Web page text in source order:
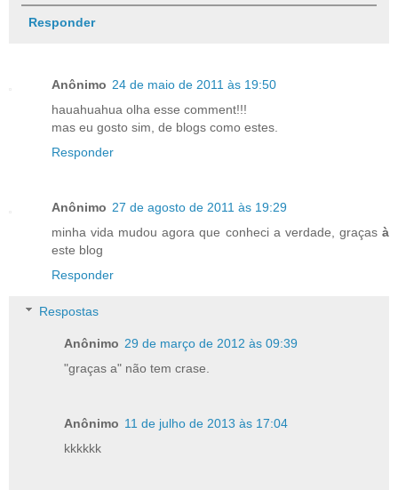
Responder
Anônimo 24 de maio de 2011 às 19:50
hauahuahua olha esse comment!!!
mas eu gosto sim, de blogs como estes.
Responder
Anônimo 27 de agosto de 2011 às 19:29
minha vida mudou agora que conheci a verdade, graças à
este blog
Responder
Respostas
Anônimo 29 de março de 2012 às 09:39
"graças a" não tem crase.
Anônimo 11 de julho de 2013 às 17:04
kkkkkk